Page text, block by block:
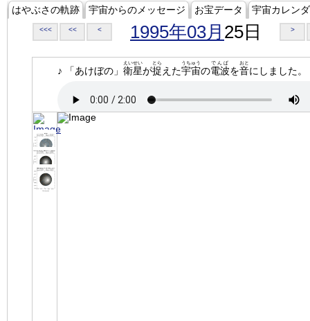
はやぶさの軌跡 宇宙からのメッセージ お宝データ 宇宙カレン
<<< << < 1995年03月 25日 >
♪ 「あけぼの」 衛星
えいせい
が捉
とら
えた宇宙
うちゅう
の電波
でんぱ
を音
おと
にしました。